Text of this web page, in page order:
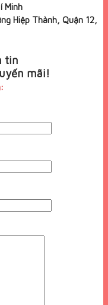
Minh
Hiệp Thành, Quận 12,
tin
mãi!